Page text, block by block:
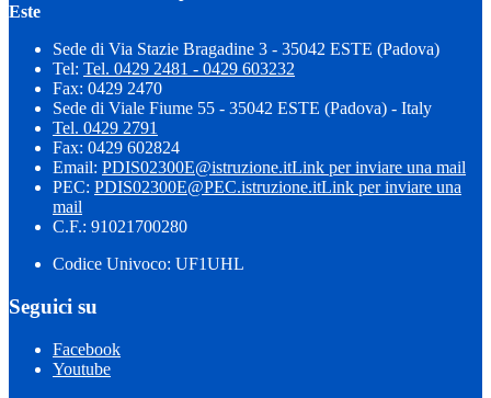
Este
Sede di Via Stazie Bragadine 3 - 35042 ESTE (Padova)
Tel: Tel. 0429 2481 - 0429 603232
Fax: 0429 2470
Sede di Viale Fiume 55 - 35042 ESTE (Padova) - Italy
Tel. 0429 2791
Fax: 0429 602824
Email: PDIS02300E@istruzione.itLink per inviare una mail
PEC: PDIS02300E@PEC.istruzione.itLink per inviare una
mail
C.F.: 91021700280
Codice Univoco: UF1UHL
Seguici su
Facebook
Youtube